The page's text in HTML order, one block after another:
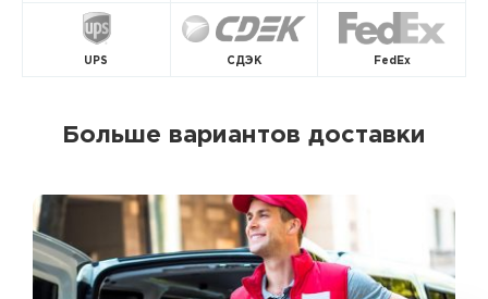
UPS СДЭК FedEx
Больше вариантов доставки